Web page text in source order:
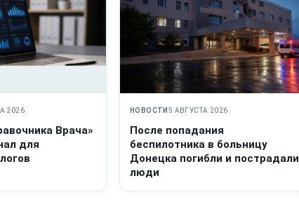
2026
Врача»
для
НОВОСТИ 5 АВГУСТА 2026
После попадания
беспилотника в больницу
Донецка погибли и пострадали
люди